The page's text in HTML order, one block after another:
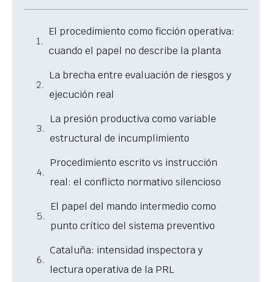
El procedimiento como ficción operativa:
cuando el papel no describe la planta
La brecha entre evaluación de riesgos y
ejecución real
La presión productiva como variable
estructural de incumplimiento
Procedimiento escrito vs instrucción
real: el conflicto normativo silencioso
El papel del mando intermedio como
punto crítico del sistema preventivo
Cataluña: intensidad inspectora y
lectura operativa de la PRL